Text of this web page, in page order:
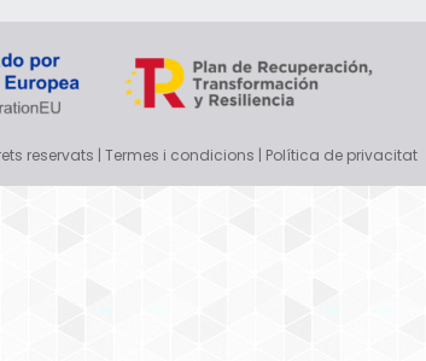
reservats | Termes i condicions | Política de privacitat